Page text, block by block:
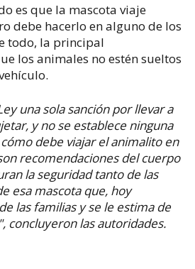
es que la mascota viaje
debe hacerlo en alguno de los
todo, la principal
los animales no estén sueltos
una sola sanción por llevara
y no se establece ninguna
debe viajarel animalito en
recomendaciones del cuerpo
la seguridad tanto de las
esa mascota que, hoy
las familias y se le estima de
concluyeron las autoridades.